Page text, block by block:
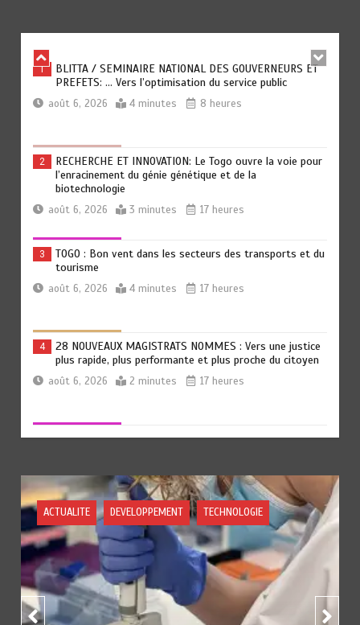
1
BLITTA / SEMINAIRE NATIONAL DES GOUVERNEURS ET
PREFETS: … Vers l’optimisation du service public
août 6, 2026 4 minutes 8 heures
2
RECHERCHE ET INNOVATION: Le Togo ouvre la voie pour
l’enracinement du génie génétique et de la
biotechnologie
août 6, 2026 3 minutes 17 heures
3
TOGO : Bon vent dans les secteurs des transports et du
tourisme
août 6, 2026 4 minutes 17 heures
4
28 NOUVEAUX MAGISTRATS NOMMES : Vers une justice
plus rapide, plus performante et plus proche du citoyen
août 6, 2026 2 minutes 17 heures
5
MARQUAGE DES PRODUITS PETROLIERS : Vers un
août 6, 2026 5 minutes 17 heures
6 TOGO: La prévention comme premier remède
août 6, 2026 5 minutes 18 heures
ACTUALITE DEVELOPPEMENT TECHNOLOGIE